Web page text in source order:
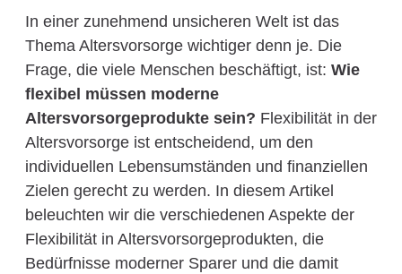
In einer zunehmend unsicheren Welt ist das
Thema Altersvorsorge wichtiger denn je. Die
Frage, die viele Menschen beschäftigt, ist: Wie
flexibel müssen moderne
Altersvorsorgeprodukte sein? Flexibilität in der
Altersvorsorge ist entscheidend, um den
individuellen Lebensumständen und finanziellen
Zielen gerecht zu werden. In diesem Artikel
beleuchten wir die verschiedenen Aspekte der
Flexibilität in Altersvorsorgeprodukten, die
Bedürfnisse moderner Sparer und die damit